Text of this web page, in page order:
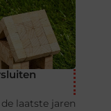
laatste jaren